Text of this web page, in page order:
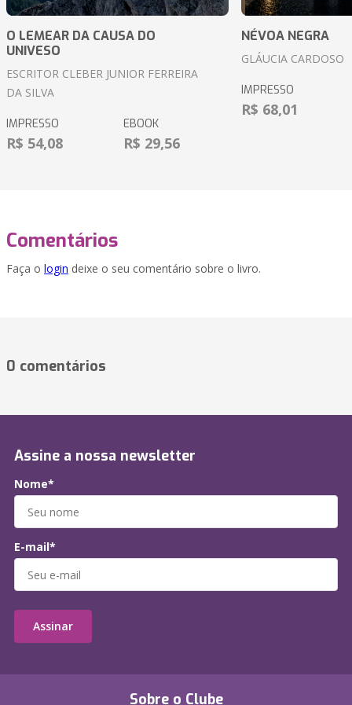
O LEMEAR DA CAUSA DO
UNIVESO
ESCRITOR CLEBER JUNIOR FERREIRA
DA SILVA
IMPRESSO
R$ 54,08
EBOOK
R$ 29,56
NÉVOA NEGRA
GLÁUCIA CARDOSO
IMPRESSO
R$ 68,01
Comentários
Faça o login deixe o seu comentário sobre o livro.
0 comentários
Sobre o Clube
Assine a nossa newsletter
Nome*
E-mail*
Assinar